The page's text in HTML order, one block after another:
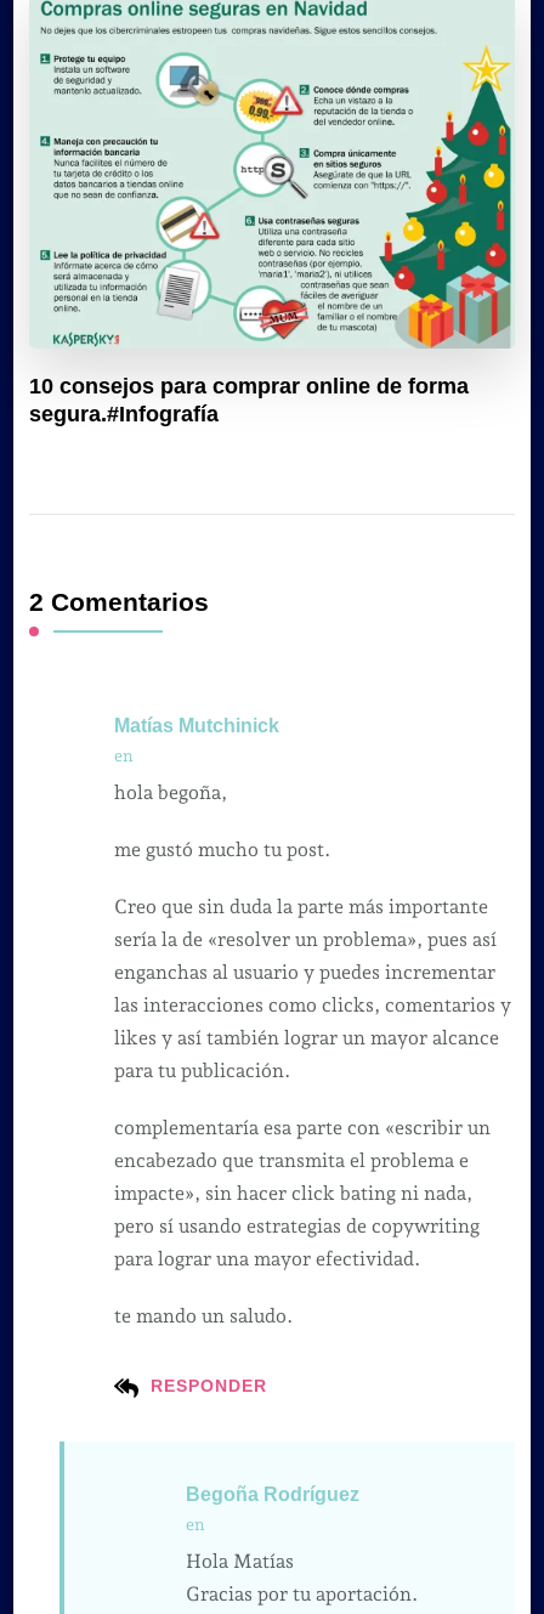
10 consejos para comprar online de forma
segura.#Infografía
2 Comentarios
Matías Mutchinick
en
RESPONDER
hola begoña,
me gustó mucho tu post.
Creo que sin duda la parte más importante
sería la de «resolver un problema», pues así
enganchas al usuario y puedes incrementar
las interacciones como clicks, comentarios y
likes y así también lograr un mayor alcance
para tu publicación.
complementaría esa parte con «escribir un
encabezado que transmita el problema e
impacte», sin hacer click bating ni nada,
pero sí usando estrategias de copywriting
para lograr una mayor efectividad.
te mando un saludo.
Begoña Rodríguez
en
Hola Matías
Gracias por tu aportación.